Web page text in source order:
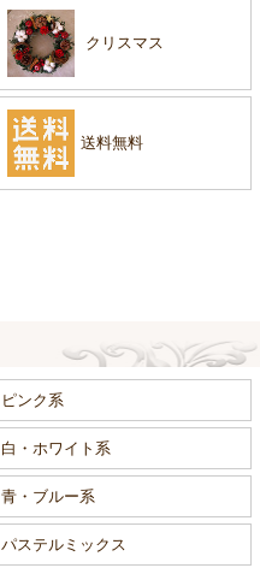
クリスマス
送料無料
ピンク系
白・ホワイト系
青・ブルー系
パステルミックス